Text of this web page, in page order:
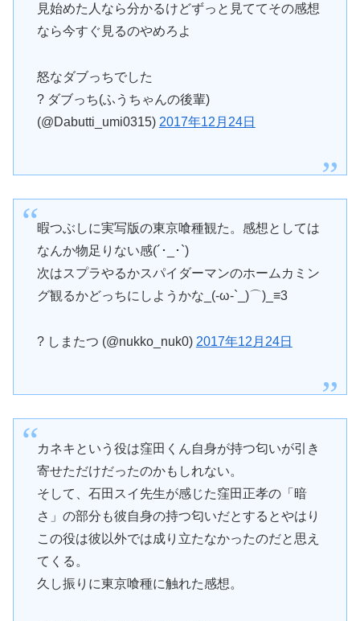
見始めた人なら分かるけどずっと見ててその感想
なら今すぐ見るのやめろよ
怒なダブっちでした
? ダブっち(ふうちゃんの後輩)
(@Dabutti_umi0315) 2017年12月24日
暇つぶしに実写版の東京喰種観た。感想としては
なんか物足りない感(´･_･`)
次はスプラやるかスパイダーマンのホームカミン
グ観るかどっちにしようかな_(-ω-`_)⌒)_≡3
? しまたつ (@nukko_nuk0) 2017年12月24日
カネキという役は窪田くん自身が持つ匂いが引き
寄せただけだったのかもしれない。
そして、石田スイ先生が感じた窪田正孝の「暗
さ」の部分も彼自身の持つ匂いだとするとやはり
この役は彼以外では成り立たなかったのだと思え
てくる。
久し振りに東京喰種に触れた感想。